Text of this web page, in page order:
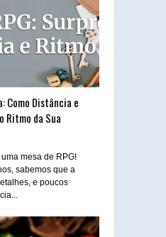
Como Distância e
Ritmo da Sua
mesa de RPG!
sabemos que a
e poucos